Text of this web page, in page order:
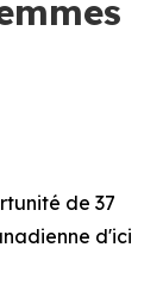
de 37
d'ici